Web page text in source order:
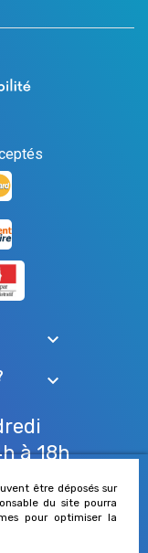
être déposés sur
du site pourra
pour optimiser la
keyboard_arrow_down
keyboard_arrow_down
à 18h